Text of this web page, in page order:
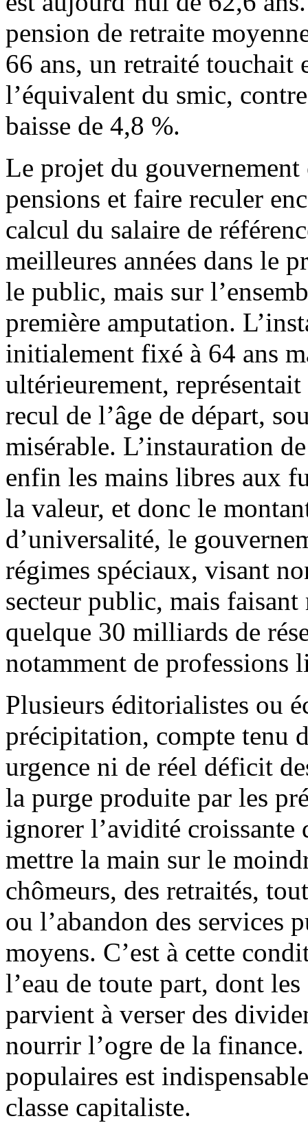
pension de retraite
66 ans, un retraité touchait
l’équivalent du smic,
baisse de 4,8 %.
Le projet du gouvernement
pensions et faire reculer
calcul du salaire de
meilleures années dans le
le public, mais sur
première amputation.
initialement fixé à 64 ans
ultérieurement,
recul de l’âge de départ,
misérable. L’instauration
enfin les mains libres aux
la valeur, et donc le
d’universalité, le
régimes spéciaux, visant
secteur public, mais faisant
quelque 30 milliards de
notamment de professions
Plusieurs éditorialistes ou
précipitation, compte tenu
urgence ni de réel déficit
la purge produite par les
ignorer l’avidité croissante
mettre la main sur le
chômeurs, des retraités,
ou l’abandon des services
moyens. C’est à cette
l’eau de toute part, dont
parvient à verser des
nourrir l’ogre de la
populaires est
classe capitaliste.